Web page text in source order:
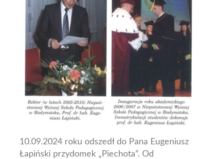
10.09.2024 roku odszedł do Pana Eugeniusz
Łapiński przydomek „Piechota”. Od